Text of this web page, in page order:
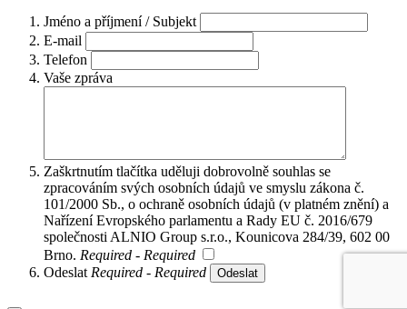
Jméno a příjmení / Subjekt
E-mail
Telefon
Vaše zpráva
Zaškrtnutím tlačítka uděluji dobrovolně souhlas se
zpracováním svých osobních údajů ve smyslu zákona č.
101/2000 Sb., o ochraně osobních údajů (v platném znění) a
Nařízení Evropského parlamentu a Rady EU č. 2016/679
společnosti ALNIO Group s.r.o., Kounicova 284/39, 602 00
Brno. Required - Required
Odeslat Required - Required